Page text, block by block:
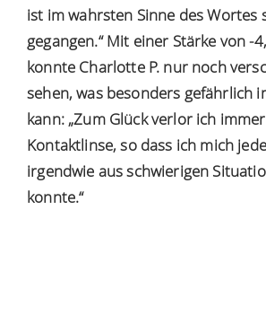
ist im wahrsten Sinne des Wortes
gegangen.“ Mit einer Stärke von -
konnte Charlotte P. nur noch
sehen, was besonders gefährlich
kann: „Zum Glück verlor ich
Kontaktlinse, so dass ich mich
irgendwie aus schwierigen
konnte.“